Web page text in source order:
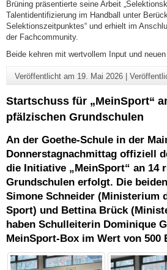
Brüning präsentierte seine Arbeit
Talentidentifizierung im Handball unter
Selektionszeitpunktes“ und erhielt im
der Fachcommunity.
Beide kehren mit wertvollem Input und
Veröffentlicht am 19. Mai 2026|
Startschuss für „MeinSport“
pfälzischen Grundschulen
An der Goethe-Schule in der
Donnerstagnachmittag offiziell
die Initiative „ MeinSport“ an 14
Grundschulen erfolgt. Die
Simone Schneider (Ministerium
Sport) und Bettina Brück
haben Schulleiterin Dominique
MeinSport-Box im Wert von 500